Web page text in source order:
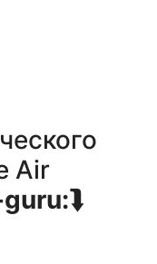
Air
⮯